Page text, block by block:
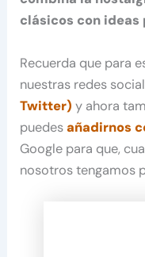
clásicos con
Recuerda que para
nuestras redes
Twitter) y ahora
puedesañadirnos
Google para que,
nosotros tengamos